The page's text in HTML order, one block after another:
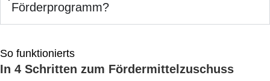
Förderprogramm?
So funktionierts
In 4 Schritten zum Fördermittelzuschuss